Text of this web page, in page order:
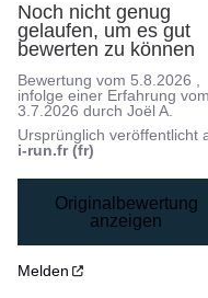
Noch nicht genug
gelaufen, um es gut
bewerten zu können
Bewertung vom 5.8.2026
infolge einer Erfahrung
3.7.2026 durchJoël A.
Ursprünglich veröffentlicht
i-run.fr (fr)
Originalbewertung
anzeigen
Melden